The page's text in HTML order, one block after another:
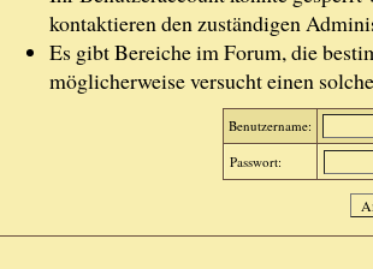
kontaktieren den zuständigen
Es gibt Bereiche im Forum, die
möglicherweise versucht einen
Benutzername:
Passwort: